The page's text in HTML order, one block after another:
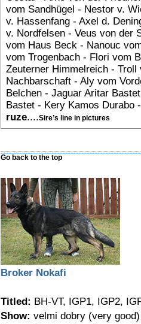
vom Sandhügel - Nestor v.
v. Hassenfang - Axel d.
v. Nordfelsen - Veus von der
vom Haus Beck - Nanouc
vom Trogenbach - Flori vom
Zeuterner Himmelreich - Troll
Nachbarschaft - Aly vom
Belchen - Jaguar Aritar
Bastet - Kery Kamos Durabo
ruze....Sire’s line in pictures
Go back to the top
Broker Nokafi
Titled: BH-VT, IGP1, IGP2,
Show: velmi dobry (very good)